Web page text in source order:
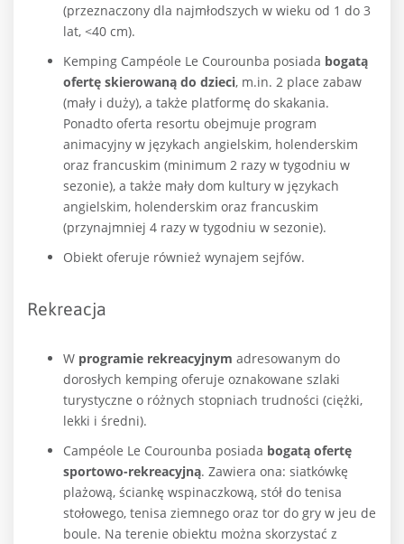
(przeznaczony dla najmłodszych w wieku od 1 do 3
lat, <40 cm).
Kemping Campéole Le Courounba posiada bogatą
ofertę skierowaną do dzieci, m.in. 2 place zabaw
(mały i duży), a także platformę do skakania.
Ponadto oferta resortu obejmuje program
animacyjny w językach angielskim, holenderskim
oraz francuskim (minimum 2 razy w tygodniu w
sezonie), a także mały dom kultury w językach
angielskim, holenderskim oraz francuskim
(przynajmniej 4 razy w tygodniu w sezonie).
Obiekt oferuje również wynajem sejfów.
Rekreacja
W programie rekreacyjnym adresowanym do
dorosłych kemping oferuje oznakowane szlaki
turystyczne o różnych stopniach trudności (ciężki,
lekki i średni).
Campéole Le Courounba posiada bogatą ofertę
sportowo-rekreacyjną. Zawiera ona: siatkówkę
plażową, ściankę wspinaczkową, stół do tenisa
stołowego, tenisa ziemnego oraz tor do gry w jeu de
boule. Na terenie obiektu można skorzystać z